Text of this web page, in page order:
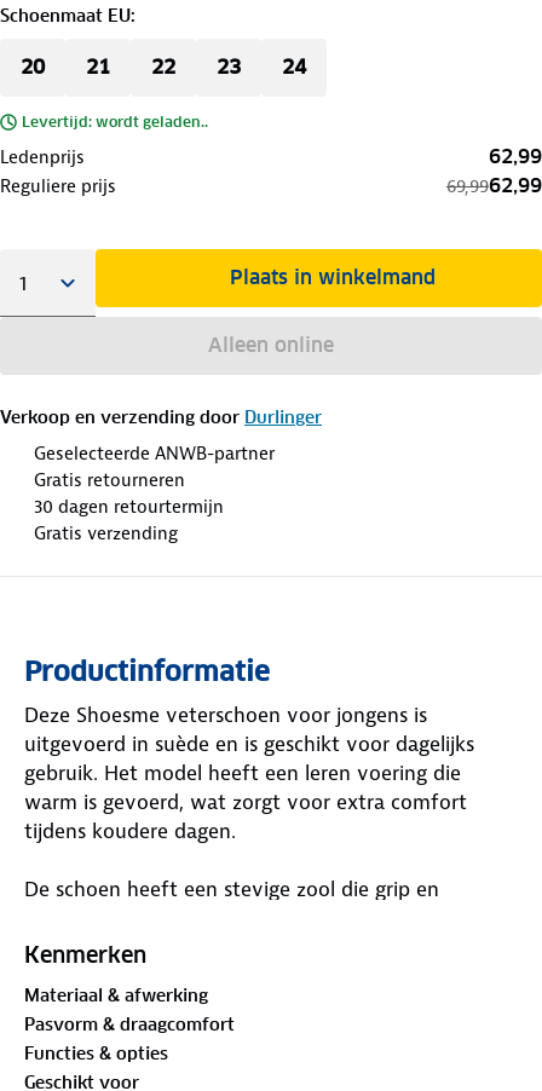
Schoenmaat EU:
20 21 22 23 24
Levertijd: wordt geladen..
Ledenprijs 62,99
Reguliere prijs 69,9962,99
Plaats in winkelmand
Alleen online
Verkoop en verzending door Durlinger
Geselecteerde ANWB-partner
Gratis retourneren
30 dagen retourtermijn
Gratis verzending
Productinformatie
Deze Shoesme veterschoen voor jongens is
uitgevoerd in suède en is geschikt voor dagelijks
gebruik. Het model heeft een leren voering die
warm is gevoerd, wat zorgt voor extra comfort
tijdens koudere dagen.
De schoen heeft een stevige zool die grip en
buitenspelen en andere activiteiten.
Kenmerken
Materiaal & afwerking
Pasvorm & draagcomfort
Functies & opties
Geschikt voor